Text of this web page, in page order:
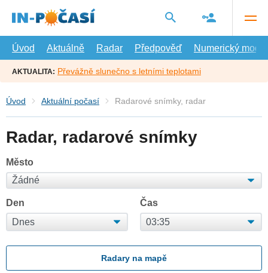
hlavní
Úvod
Aktuálně Radar Předpověď Numerický model
AKTUALITA: Převážně slunečno s letními teplotami
Úvod Aktuální počasí Radarové snímky, radar
Radar, radarové snímky
Město
Den Čas
Radary na mapě